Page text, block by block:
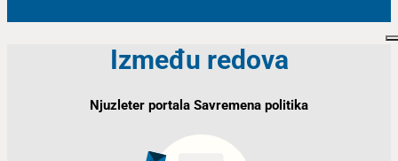
Između redova
Njuzleter portala Savremena politika